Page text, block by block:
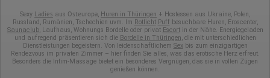
Sexy Ladies aus Osteuropa, Huren in Thüringen + Hostessen aus Ukraine, Polen,
Russland, Rumänien, Tschechien uvm. Im Rotlicht Puff besuchbare Huren, Eroscenter,
Saunaclub, Laufhaus, Wohnungs Bordelle oder privat Escortin der Nähe. Energiegeladen
und aufregend präsentieren sich die Bordelle in Thüringen, die mit unterschiedlichen
Dienstleistungen begeistern. Von leidenschaftlichem Sexbis zum einzigartigen
Rendezvous im privaten Zimmer – hier finden Sie alles, was das erotische Herz erfreut.
Besonders die Intim-Massage bietet ein besonderes Vergnügen, das sie in vollen Zügen
genießen können.